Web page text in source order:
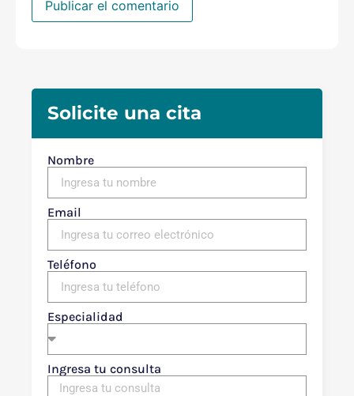
Solicite una cita
Nombre
Email
Teléfono
Especialidad
Ingresa tu consulta